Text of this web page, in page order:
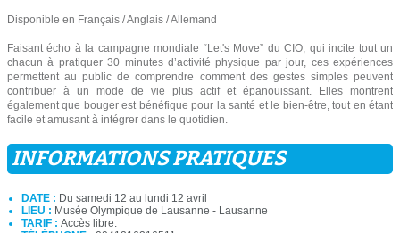
Disponible en Français / Anglais / Allemand
Faisant écho à la campagne mondiale “Let's Move” du CIO, qui incite tout un
chacun à pratiquer 30 minutes d’activité physique par jour, ces expériences
permettent au public de comprendre comment des gestes simples peuvent
contribuer à un mode de vie plus actif et épanouissant. Elles montrent
également que bouger est bénéfique pour la santé et le bien-être, tout en étant
facile et amusant à intégrer dans le quotidien.
INFORMATIONS PRATIQUES
DATE : Du samedi 12 au lundi 12 avril
LIEU : Musée Olympique de Lausanne - Lausanne
TARIF : Accès libre.